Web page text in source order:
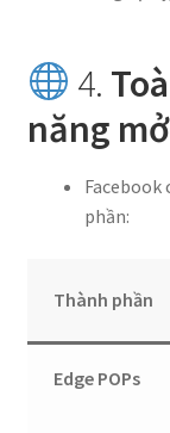
4.
năng
phần:
Thành phần
Edge POPs